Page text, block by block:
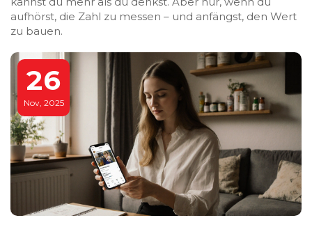
aufhörst, die Zahl zu messen – und anfängst, den Wert
zu bauen.
26
Nov, 2025